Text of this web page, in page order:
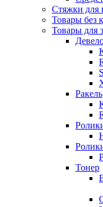
Стяжки для
Товары без
Товары для
Ракель
Тонер